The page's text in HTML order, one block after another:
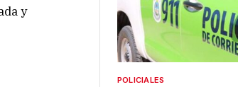
y
POLICIALES